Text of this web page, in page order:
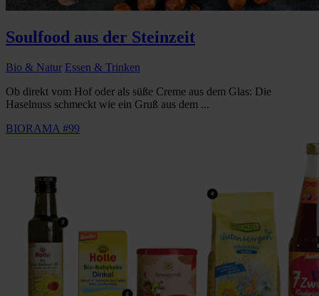
Soulfood aus der Steinzeit
Bio & Natur Essen & Trinken
Ob direkt vom Hof oder als süße Creme aus dem Glas: Die
Haselnuss schmeckt wie ein Gruß aus dem ...
BIORAMA #99